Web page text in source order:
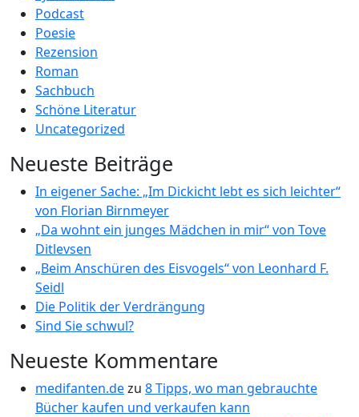
Podcast
Poesie
Rezension
Roman
Sachbuch
Schöne Literatur
Uncategorized
Neueste Beiträge
In eigener Sache: „Im Dickicht lebt es sich leichter“
von Florian Birnmeyer
„Da wohnt ein junges Mädchen in mir“ von Tove
Ditlevsen
„Beim Anschüren des Eisvogels“ von Leonhard F.
Seidl
Die Politik der Verdrängung
Sind Sie schwul?
Neueste Kommentare
medifanten.dezu 8 Tipps, wo man gebrauchte
Bücher kaufen und verkaufen kann